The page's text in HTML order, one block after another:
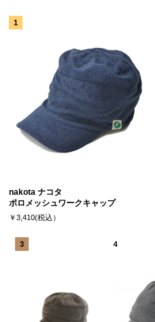
nakota ナコタ
ポロメッシュワークキャップ
￥3,410(税込）